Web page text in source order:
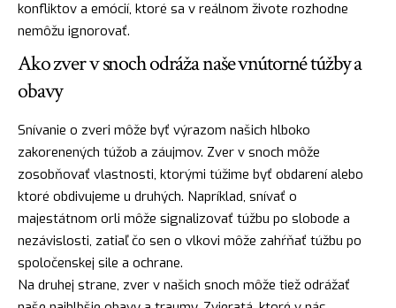
konfliktov a emócií, ktoré sa v reálnom živote rozhodne
nemôžu ignorovať.
Ako zver v snoch odráža naše vnútorné túžby a
obavy
Snívanie o zveri môže byť výrazom našich hlboko
zakorenených túžob a záujmov. Zver v snoch môže
zosobňovať vlastnosti, ktorými túžime byť obdarení alebo
ktoré obdivujeme u druhých. Napríklad, snívať o
majestátnom orli môže signalizovať túžbu po slobode a
nezávislosti, zatiaľ čo sen o vlkovi môže zahŕňať túžbu po
spoločenskej sile a ochrane.
Na druhej strane, zver v našich snoch môže tiež odrážať